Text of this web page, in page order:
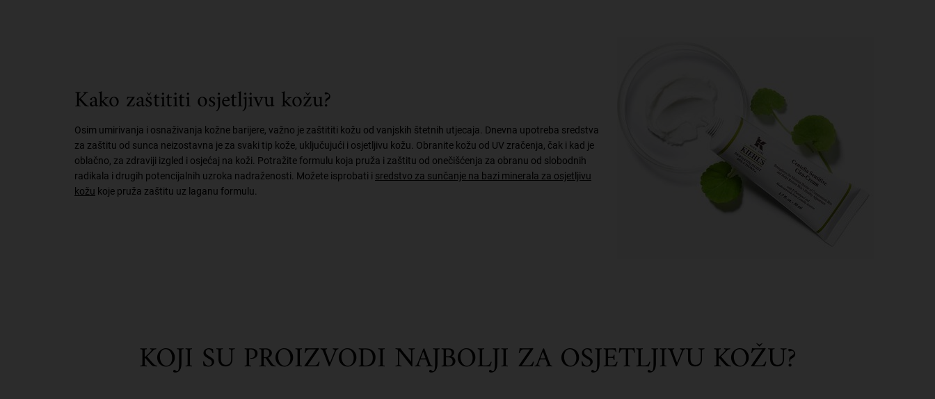
Kako zaštititi osjetljivu kožu?
Osim umirivanja i osnaživanja kožne barijere, važno je zaštititi kožu od vanjskih štetnih utjecaja. Dnevna upotreba sredstva
za zaštitu od sunca neizostavna je za svaki tip kože, uključujući i osjetljivu kožu. Obranite kožu od UV zračenja, čak i kad je
oblačno, za zdraviji izgled i osjećaj na koži. Potražite formulu koja pruža i zaštitu od onečišćenja za obranu od slobodnih
radikala i drugih potencijalnih uzroka nadraženosti. Možete isprobati i sredstvo za sunčanje na bazi minerala za osjetljivu
kožu koje pruža zaštitu uz laganu formulu.
KOJI SU PROIZVODI NAJBOLJI ZA OSJETLJIVU KOŽU?